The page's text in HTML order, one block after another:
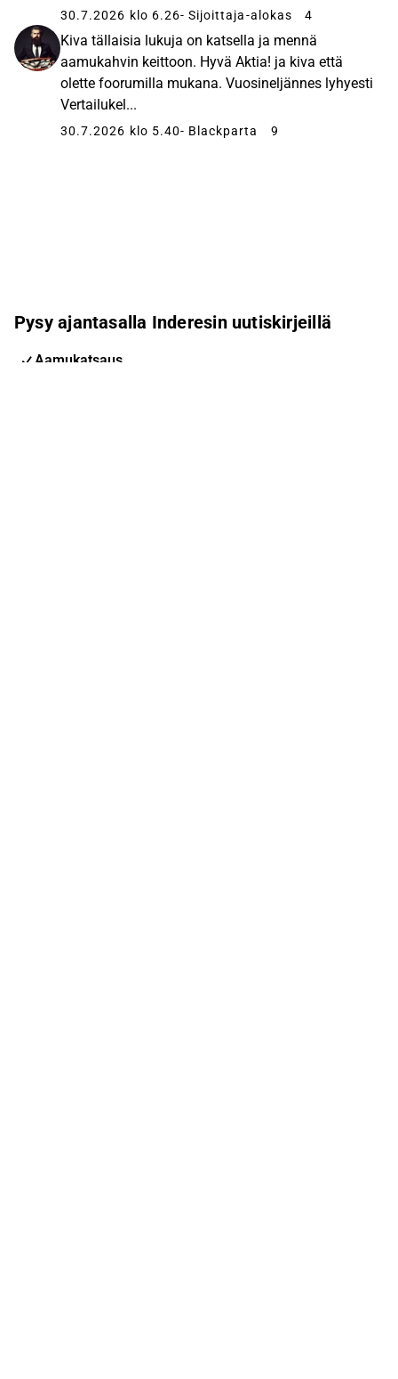
30.7.2026 klo 6.26- Sijoittaja-alokas 4
Kiva tällaisia lukuja on katsella ja mennä
aamukahvin keittoon. Hyvä Aktia! ja kiva että
olette foorumilla mukana. Vuosineljännes lyhyesti
Vertailukel...
30.7.2026 klo 5.40- Blackparta 9
Pysy ajantasalla Inderesin uutiskirjeillä
Aamukatsaus